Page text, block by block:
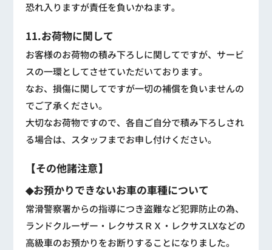
恐れ入りますが責任を負いかねます。
11.お荷物に関して
お客様のお荷物の積み下ろしに関してですが、サービ
スの一環としてさせていただいております。
なお、損傷に関してですが一切の補償を負いませんの
でご了承ください。
大切なお荷物ですので、各自ご自分で積み下ろしされ
る場合は、スタッフまでお申し付けください。
【その他諸注意】
◆お預かりできないお車の車種について
常滑警察署からの指導につき盗難など犯罪防止の為、
ランドクルーザー・レクサスＲＸ・レクサスLXなどの
高級車のお預かりをお断りすることになりました。